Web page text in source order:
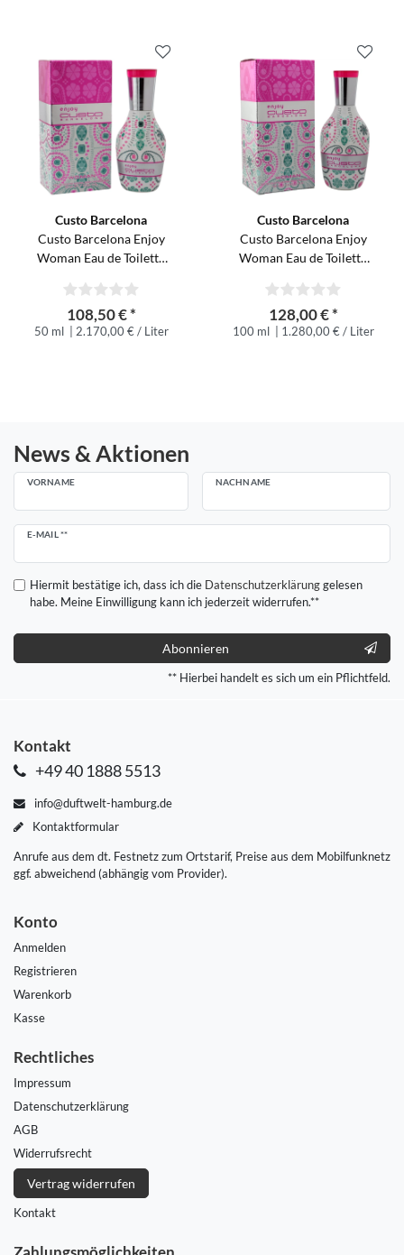
Custo Barcelona
Custo Barcelona Enjoy
Woman Eau de Toilette
108,50 € *
50 ml | 2.170,00 € / Liter
Custo Barcelona
Custo Barcelona Enjoy
Woman Eau de Toilette
128,00 € *
100 ml | 1.280,00 € / Liter
News & Aktionen
VORNAME NACHNAME
E-MAIL **
Newsletter
Hiermit bestätige ich, dass ich die Daten­schutz­erklärunggelesen
habe. Meine Einwilligung kann ich jederzeit widerrufen.**
Abonnieren
** Hierbei handelt es sich um ein Pflichtfeld.
Kontakt
+49 40 1888 5513
info@duftwelt-hamburg.de
Kontaktformular
Anrufe aus dem dt. Festnetz zum Ortstarif, Preise aus dem Mobilfunknetz
ggf. abweichend (abhängig vom Provider).
Konto
Anmelden
Registrieren
Warenkorb
Kasse
Rechtliches
Impressum
Daten­schutz­erklärung
AGB
Widerrufs­recht
Vertrag widerrufen
Kontakt